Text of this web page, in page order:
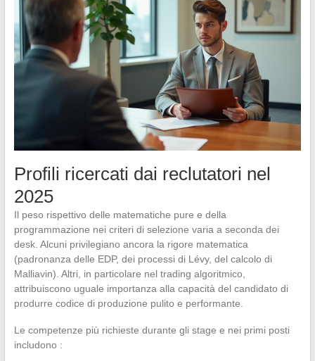
Profili ricercati dai reclutatori nel
2025
Il peso rispettivo delle matematiche pure e della
programmazione nei criteri di selezione varia a seconda dei
desk. Alcuni privilegiano ancora la rigore matematica
(padronanza delle EDP, dei processi di Lévy, del calcolo di
Malliavin). Altri, in particolare nel trading algoritmico,
attribuiscono uguale importanza alla capacità del candidato di
produrre codice di produzione pulito e performante.
Le competenze più richieste durante gli stage e nei primi posti
includono :